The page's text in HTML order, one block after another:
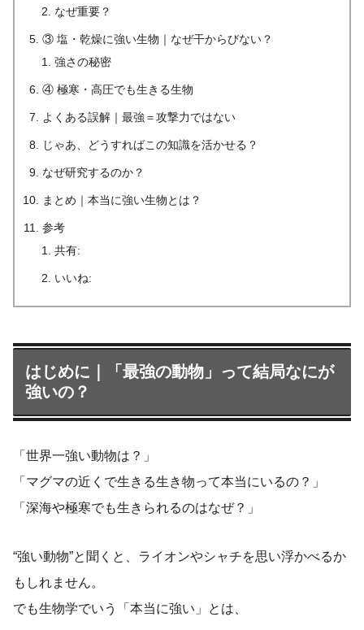
なぜ重要？
③ 塩・乾燥に強い生物｜なぜ干からびない？
強さの秘密
④ 極寒・高圧でも生きる生物
よくある誤解｜最強＝攻撃力ではない
じゃあ、どうすればこの知識を活かせる？
なぜ研究するのか？
まとめ｜本当に強い生物とは？
参考
共有:
いいね:
はじめに｜「最強の動物」って結局なにが
強いの？
「世界一強い動物は？」
「マグマの近くで生きる生き物って本当にいるの？」
「深海や極寒でも生きられるのはなぜ？」
“強い動物”と聞くと、ライオンやシャチを思い浮かべるか
もしれません。
でも生物学でいう「本当に強い」とは、